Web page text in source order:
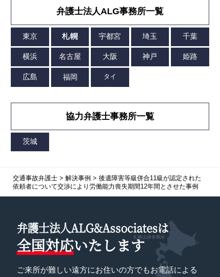
弁護士法人ALG事務所一覧
協力弁護士事務所一覧
交通事故弁護士> 解決事例 > 後遺障害等級併合11級が認定された
依頼者について交渉により労働能力喪失期間12年間とさせた事例
弁護士法人ALG&Associatesは
全国対応いたします
ご来所が難しい遠方にお住いの方でもお電話による